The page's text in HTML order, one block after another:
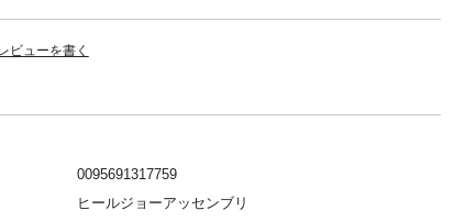
ビューを書く
0095691317759
ヒールジョーアッセンブリ